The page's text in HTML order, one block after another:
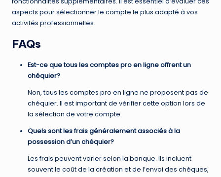
aspects pour sélectionner le compte le plus adapté à vos
activités professionnelles.
FAQs
Est-ce que tous les comptes pro en ligne offrent un
chéquier?
Non, tous les comptes pro en ligne ne proposent pas de
chéquier. Il est important de vérifier cette option lors de
la sélection de votre compte.
Quels sont les frais généralement associés à la
possession d’un chéquier?
Les frais peuvent varier selon la banque. Ils incluent
souvent le coût de la création et de l’envoi des chèques,